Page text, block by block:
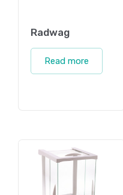
Radwag
Read more